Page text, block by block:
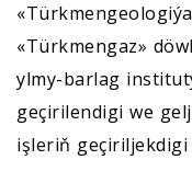
«Türkmengaz»
ylmy-barlag
geçirilendigi we
işleriň